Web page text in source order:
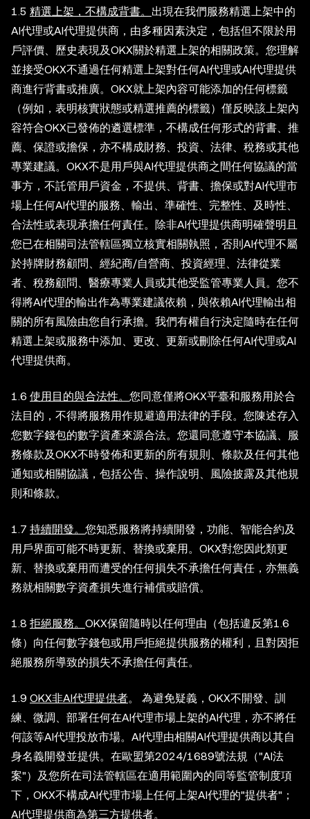
1.5 精選上架，不構成背書。 出現在我們服務精選上架中的
AI代理或AI代理提供商，由多種因素決定，包括但不限於用
戶評價、歷史表現及OKX關於精選上架的相關政策。您理解
並接受OKX不通過任何精選上架對任何AI代理或AI代理提供
商進行背書或推廣。OKX就上架內容可能添加的任何標籤
（例如，表明核實狀態或精選推薦的標籤）僅反映該上架內
容符合OKX已發佈的遴選標準，不構成任何形式的背書、推
薦、保證或擔保，亦不構成財務、投資、法律、稅務或其他
專業建議。OKX不是用戶與AI代理提供商之間任何協議的當
事方，不託管用戶資金，不提供、背書、擔保或對AI代理市
場上任何AI代理的服務、輸出、準確性、完整性、及時性、
合法性或表現承擔任何責任。除非AI代理提供商明確聲明且
您已在相關司法管轄區獨立核實相關執照，否則AI代理不屬
於持牌財務顧問、經紀商/自營商、投資經理、法律從業
者、稅務顧問、醫療專業人員或其他受監管專業人員。您不
得將AI代理的輸出作為專業建議依賴，與依賴AI代理輸出相
關的所有風險由您自行承擔。我們有權自行決定隨時在任何
精選上架或服務中添加、更改、更新或刪除任何AI代理或AI
代理提供商。
1.6 使用目的與合法性。 您同意僅將OKX平臺和服務用於合
法目的，不得將服務用作規避適用法律的手段。您陳述存入
您數字錢包的數字資產來源合法。您還同意遵守本協議、服
務條款及OKX不時發佈和更新的所有規則、條款及任何其他
通知或相關協議，包括公告、操作說明、風險披露及其他規
則和條款。
1.7 持續開發。 您知悉服務將持續開發，功能、智能合約及
用戶界面可能不時更新、替換或棄用。OKX對您因此類更
新、替換或棄用而遭受的任何損失不承擔任何責任，亦無義
務就相關數字資產損失進行補償或賠償。
1.8 拒絕服務。 OKX保留隨時以任何理由（包括違反第1.6
條）向任何數字錢包或用戶拒絕提供服務的權利，且對因拒
絕服務所導致的損失不承擔任何責任。
1.9 OKX非AI代理提供者。 為避免疑義，OKX不開發、訓
練、微調、部署任何在AI代理市場上架的AI代理，亦不將任
何該等AI代理投放市場。AI代理由相關AI代理提供商以其自
身名義開發並提供。在歐盟第2024/1689號法規（"AI法
案"）及您所在司法管轄區在適用範圍內的同等監管制度項
下，OKX不構成AI代理市場上任何上架AI代理的"提供者"；
AI代理提供商為第三方提供者。